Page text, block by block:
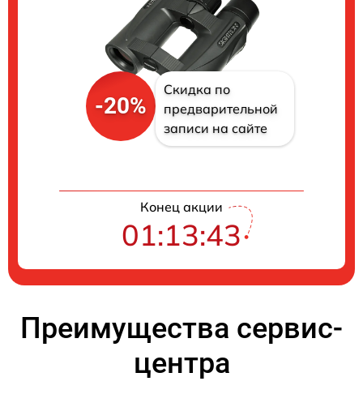
-20%
Скидка по
предварительной
записи на сайте
Конец акции
01:13:42
Преимущества сервис-
центра